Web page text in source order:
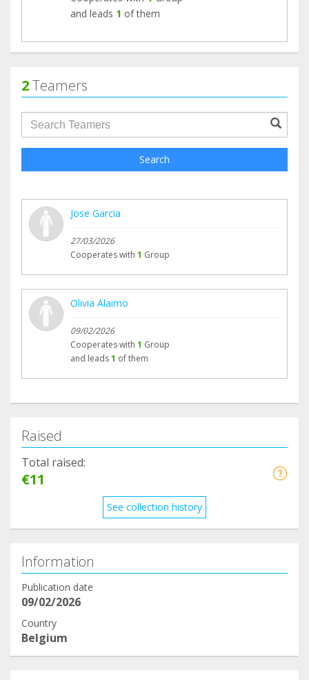
and leads 1 of them
2Teamers
groupProfile.searchForm.search.text???
Search
Jose Garcia
27/03/2026
Cooperates with 1 Group
Olivia Alaimo
09/02/2026
Cooperates with 1 Group
and leads1 of them
Raised
Total raised:
€11
See collection history
Information
Publication date
09/02/2026
Country
Belgium